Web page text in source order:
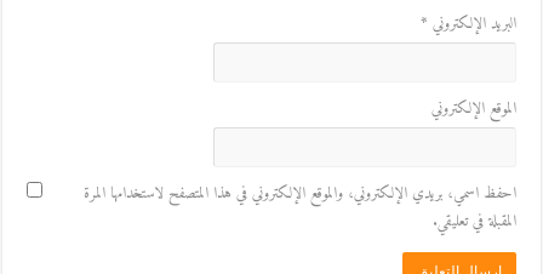
البريد الإلكتروني *
الموقع الإلكتروني
احفظ اسمي، بريدي الإلكتروني، والموقع الإلكتروني في هذا المتصفح لاستخدامها المرة
المقبلة في تعليقي.